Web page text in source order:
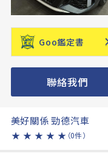
Goo鑑定書
聯絡我們
美好關係 勁德汽車
★ ★ ★ ★ ★ （0件）